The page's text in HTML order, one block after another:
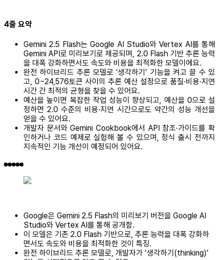
4줄 요약
Gemini 2.5 Flash는 Google AI Studio와 Vertex AI를 통해
Gemini API로 미리보기로 제공되며, 2.0 Flash 기반 추론 능력
을 대폭 강화하면서도 속도와 비용을 최적화한 모델이에요.
완전 하이브리드 추론 모델로 ‘생각하기’ 기능을 켜고 끌 수 있
고, 0~24,576토큰 사이의 추론 예산 설정으로 품질·비용·지연
시간 간 최적의 균형을 찾을 수 있어요.
예산을 높이면 복잡한 작업 성능이 향상되고, 예산을 0으로 설
정하면 2.0 수준의 비용·지연 시간으로도 약간의 성능 개선을
얻을 수 있어요.
개발자 문서와 Gemini Cookbook에서 API 참조·가이드를 확
인하거나 코드 예제로 실험해 볼 수 있으며, 정식 출시 전까지
지속적인 기능 개선이 예정되어 있어요.
Google은 Gemini 2.5 Flash의 미리보기 버전을 Google AI
Studio와 Vertex AI를 통해 공개함.
이 모델은 기존 2.0 Flash 기반으로, 추론 능력을 대폭 강화하
면서도 속도와 비용을 최적화한 것이 특징.
완전 하이브리드 추론 모델로, 개발자가 ‘생각하기(thinking)’